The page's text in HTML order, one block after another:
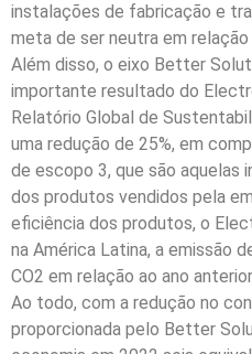
instalações de fabricação e
meta de ser neutra em
Além disso, o eixo Better
importante resultado do
Relatório Global de
uma redução de 25%, em
de escopo 3, que são aquelas
dos produtos vendidos pela
eficiência dos produtos, o
na América Latina, a emissão
CO2 em relação ao ano
Ao todo, com a redução no
proporcionada pelo Better